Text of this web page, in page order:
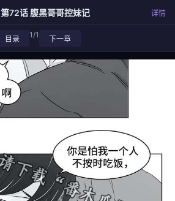
第72话 腹黑哥哥控妹记 详情
目录 1/1 下一章